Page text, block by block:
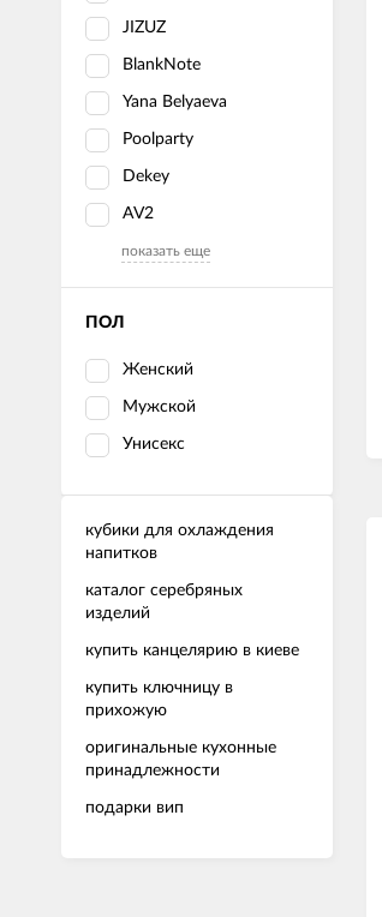
JIZUZ
BlankNote
Yana Belyaeva
Poolparty
Dekey
AV2
показать еще
ПОЛ
Женский
Мужской
Унисекс
кубики для охлаждения
напитков
каталог серебряных
изделий
купить канцелярию в киеве
купить ключницу в
прихожую
оригинальные кухонные
принадлежности
подарки вип